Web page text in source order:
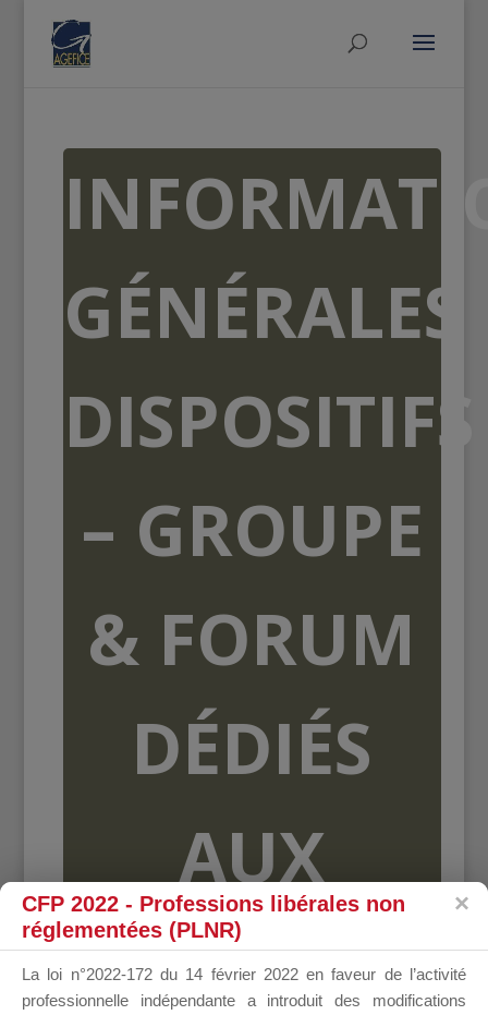
GÉNÉRALES
DISPOSITIFS
– GROUPE
& FORUM
DÉDIÉS
AUX
CFP 2022 - Professions libérales non
réglementées (PLNR)
La loi n°2022-172 du 14 février 2022 en faveur de l’activité
professionnelle indépendante a introduit des modifications